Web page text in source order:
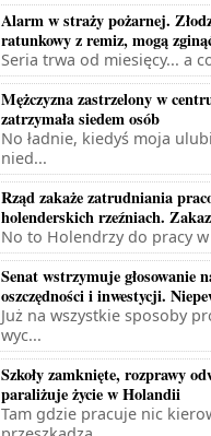
Alarm w straży pożarnej.
ratunkowy z remiz, mogą
Seria trwa od miesięcy... a
Mężczyzna zastrzelony w
zatrzymała siedem osób
No ładnie, kiedyś moja
nied...
Rząd zakaże zatrudniania
holenderskich rzeźniach.
No to Holendrzy do pracy
Senat wstrzymuje głosowanie
oszczędności i inwestycji.
Już na wszystkie sposoby
wyc...
Szkoły zamknięte, rozprawy
paraliżuje życie w Holandii
Tam gdzie pracuje nic